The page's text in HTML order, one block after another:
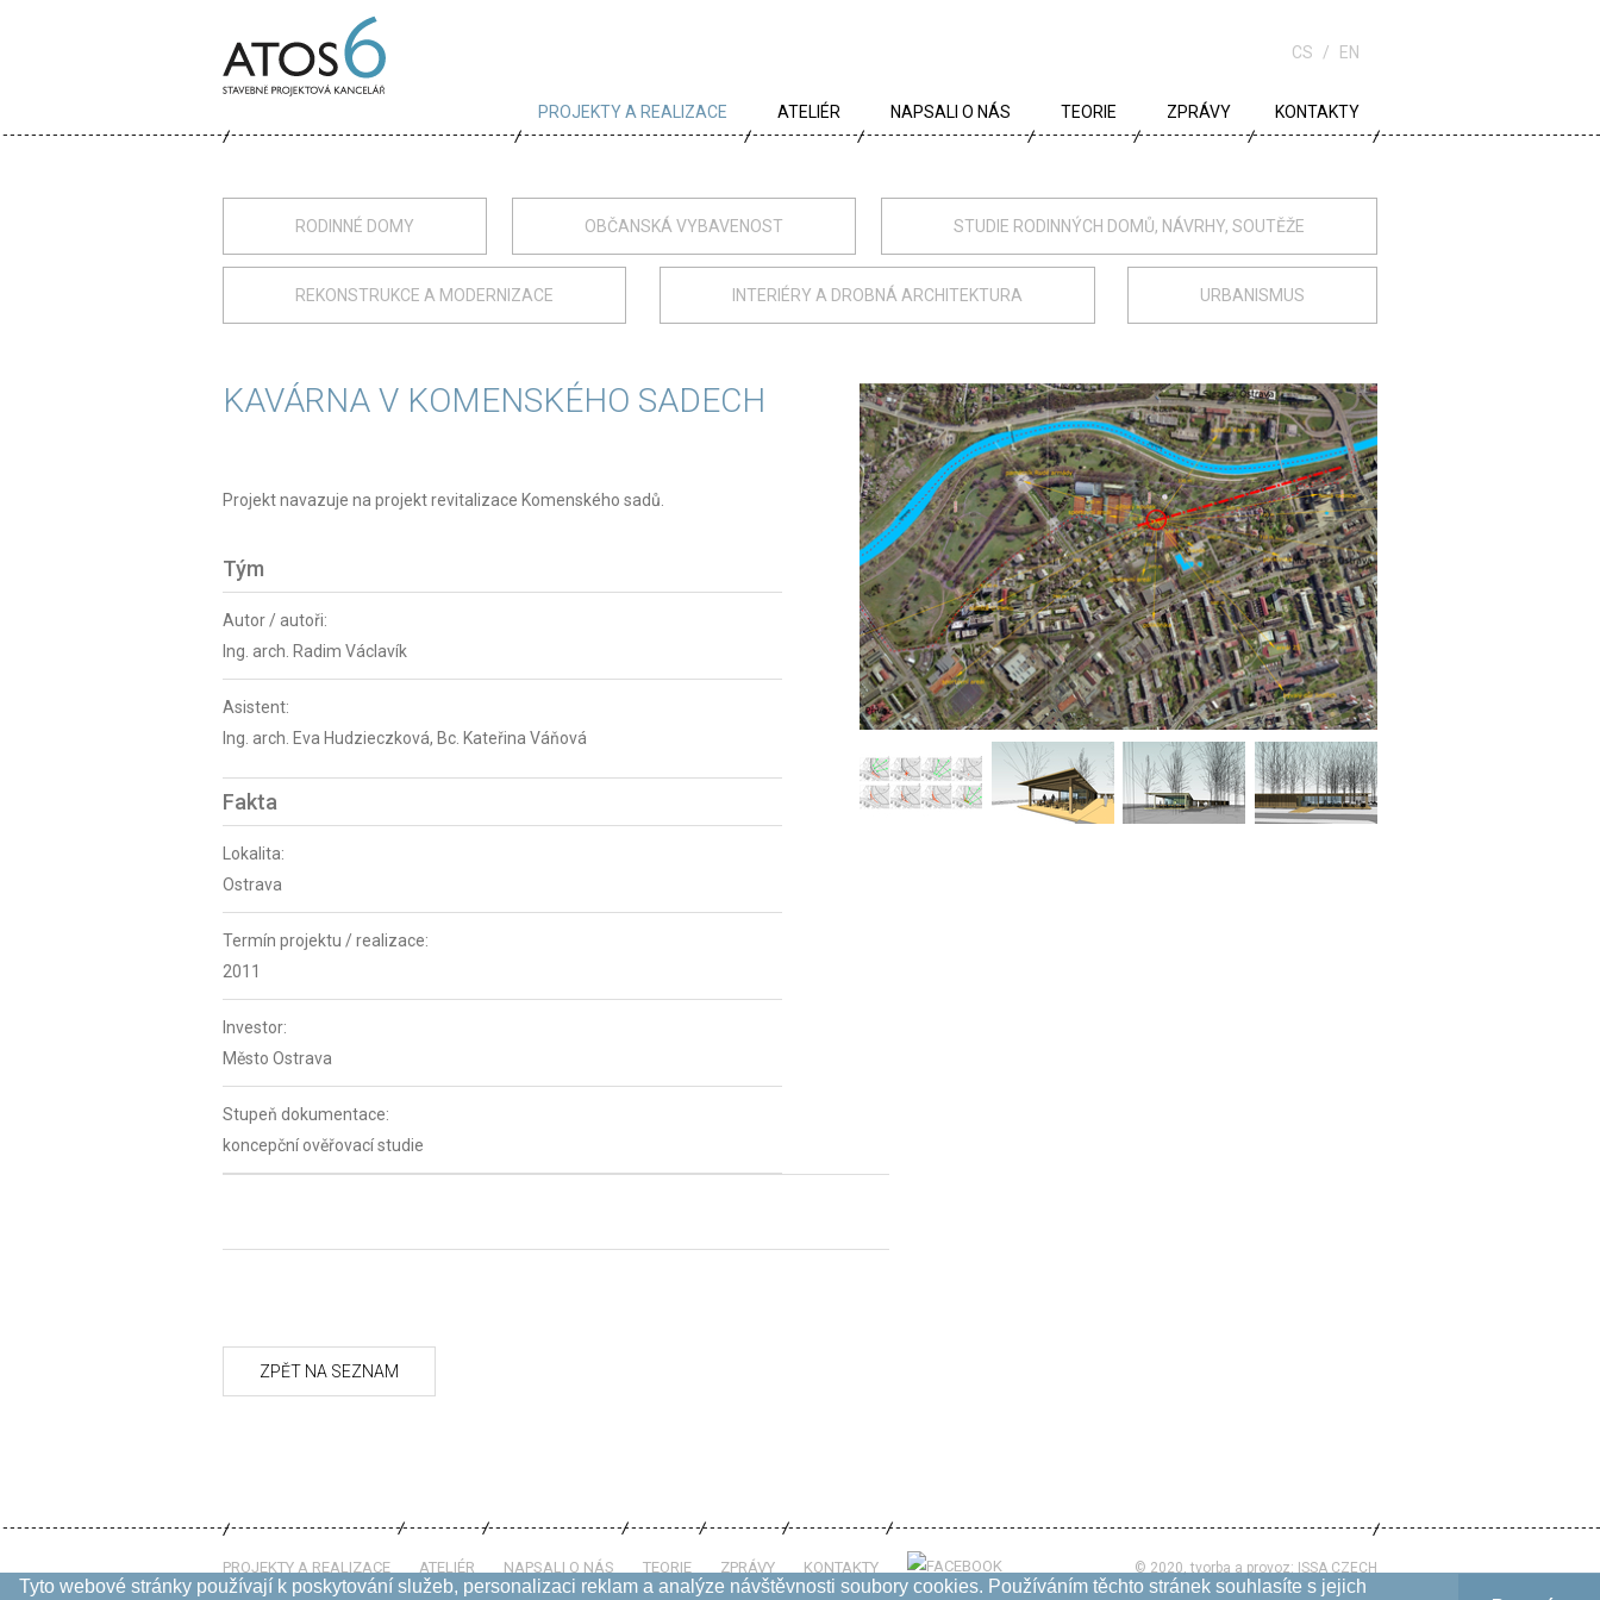
Tyto webové stránky používají k poskytování služeb, personalizaci reklam a analýze návštěvnosti soubory cookies. Používáním těchto stránek souhlasíte s jejich
6
CS EN
PROJEKTY A REALIZACE ATELIÉR NAPSALI O NÁS TEORIE ZPRÁVY KONTAKTY
RODINNÉ DOMY OBČANSKÁ VYBAVENOST STUDIE RODINNÝCH DOMŮ, NÁVRHY, SOUTĚŽE
REKONSTRUKCE A MODERNIZACE INTERIÉRY A DROBNÁ ARCHITEKTURA URBANISMUS
KAVÁRNA V KOMENSKÉHO SADECH
Projekt navazuje na projekt revitalizace Komenského sadů.
Tým
Autor / autoři:
Ing. arch. Radim Václavík
Asistent:
Ing. arch. Eva Hudzieczková, Bc. Kateřina Váňová
Fakta
Lokalita:
Ostrava
Termín projektu / realizace:
2011
Investor:
Město Ostrava
Stupeň dokumentace:
koncepční ověřovací studie
PROJEKTY A REALIZACE ATELIÉR NAPSALI O NÁS TEORIE ZPRÁVY KONTAKTY © 2020, tvorba a provoz: ISSA CZECH